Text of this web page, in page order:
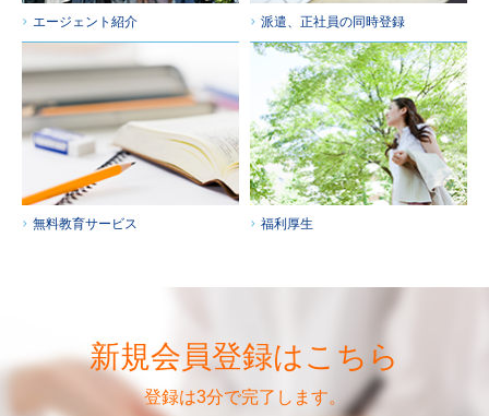
エージェント紹介 派遣、正社員の同時登録
無料教育サービス 福利厚生
新規会員登録はこちら
登録は3分で完了します。